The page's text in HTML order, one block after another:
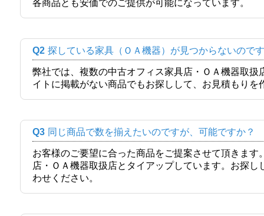
各商品とも安価でのご提供が可能になっています。
Q2 探している家具（ＯＡ機器）が見つからないので
弊社では、複数の中古オフィス家具店・ＯＡ機器取
イトに掲載がない商品でもお探しして、お見積もりを
Q3 同じ商品で数を揃えたいのですが、可能ですか？
お客様のご要望に合った商品をご提案させて頂きま
店・ＯＡ機器取扱店とタイアップしています。お探
わせください。